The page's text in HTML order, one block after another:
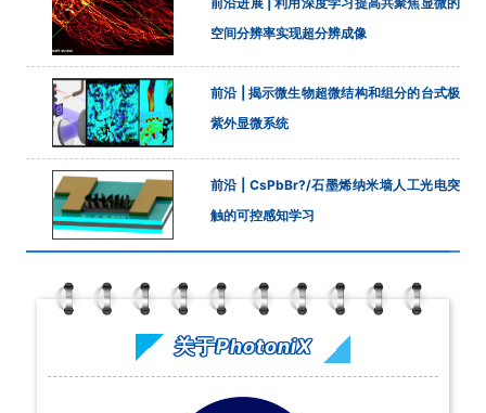
空间分辨率实现超分辨成像
前沿 | 揭示微生物超微结构和组分的台式极
紫外显微系统
前沿 | CsPbBr?/石墨烯纳米墙人工光电突
触的可控感知学习
关于PhotoniX